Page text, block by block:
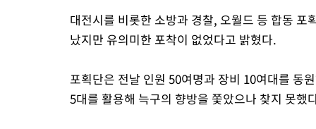
대전시를 비롯한 소방과 경찰, 오월드 등 합동
났지만 유의미한 포착이 없었다고 밝혔다.
포획단은 전날 인원 50여명과 장비 10여대를 동
5대를 활용해 늑구의 향방을 쫓았으나 찾지 못